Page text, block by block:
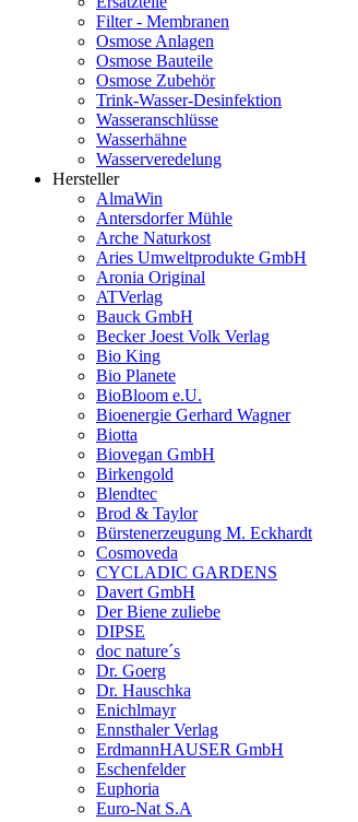
Filter - Membranen
Osmose Anlagen
Osmose Bauteile
Osmose Zubehör
Trink-Wasser-Desinfektion
Wasseranschlüsse
Wasserhähne
Wasserveredelung
Hersteller
AlmaWin
Antersdorfer Mühle
Arche Naturkost
Aries Umweltprodukte GmbH
Aronia Original
ATVerlag
Bauck GmbH
Becker Joest Volk Verlag
Bio King
Bio Planete
BioBloom e.U.
Bioenergie Gerhard Wagner
Biotta
Biovegan GmbH
Birkengold
Blendtec
Brod & Taylor
Bürstenerzeugung M. Eckhardt
Cosmoveda
CYCLADIC GARDENS
Davert GmbH
Der Biene zuliebe
DIPSE
doc nature´s
Dr. Goerg
Dr. Hauschka
Enichlmayr
Ennsthaler Verlag
ErdmannHAUSER GmbH
Eschenfelder
Euphoria
Euro-Nat S.A